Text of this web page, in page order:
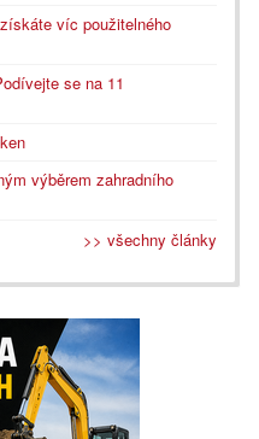
víc použitelného
se na 11
výběrem zahradního
>> všechny články